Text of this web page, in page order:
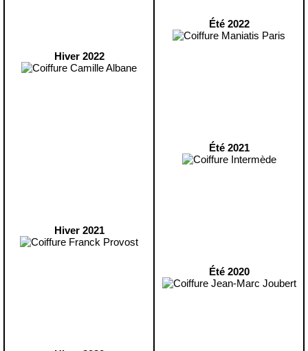
Hiver 2022
Hiver 2021
Été 2022
Été 2021
Été 2020